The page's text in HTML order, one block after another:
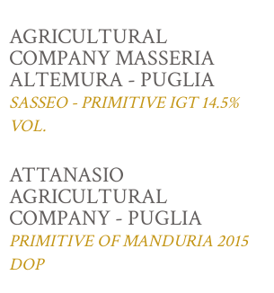
AGRICULTURAL
COMPANY MASSERIA
ALTEMURA - PUGLIA
SASSEO - PRIMITIVE IGT 14.5%
VOL.
ATTANASIO
AGRICULTURAL
COMPANY - PUGLIA
PRIMITIVE OF MANDURIA 2015
DOP